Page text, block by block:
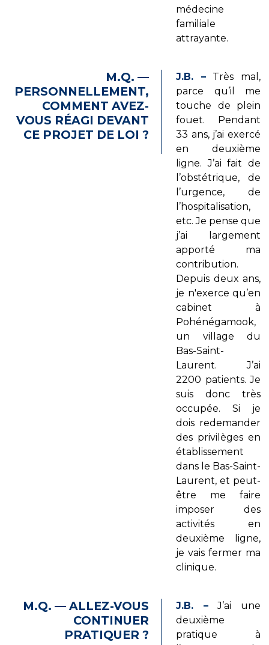
médecine
familiale
attrayante.
M.Q. —
PERSONNELLEMENT,
COMMENT AVEZ-
VOUS RÉAGI DEVANT
CE PROJET DE LOI ?
J.B. –Très mal,
parce qu’il me
touche de plein
fouet. Pendant
33 ans, j’ai exercé
en deuxième
ligne. J’ai fait de
l’obstétrique, de
l’urgence, de
l’hospitalisation,
etc. Je pense que
j’ai largement
apporté ma
contribution.
Depuis deux ans,
je n'exerce qu’en
cabinet à
Pohénégamook,
un village du
Bas-Saint-
Laurent. J’ai
2200 patients. Je
suis donc très
occupée. Si je
dois redemander
des privilèges en
établissement
dans le Bas-Saint-
Laurent, et peut-
être me faire
imposer des
activités en
deuxième ligne,
je vais fermer ma
clinique.
M.Q. — ALLEZ-VOUS
CONTINUER
PRATIQUER ?
J.B. –J’ai une
deuxième
pratique à